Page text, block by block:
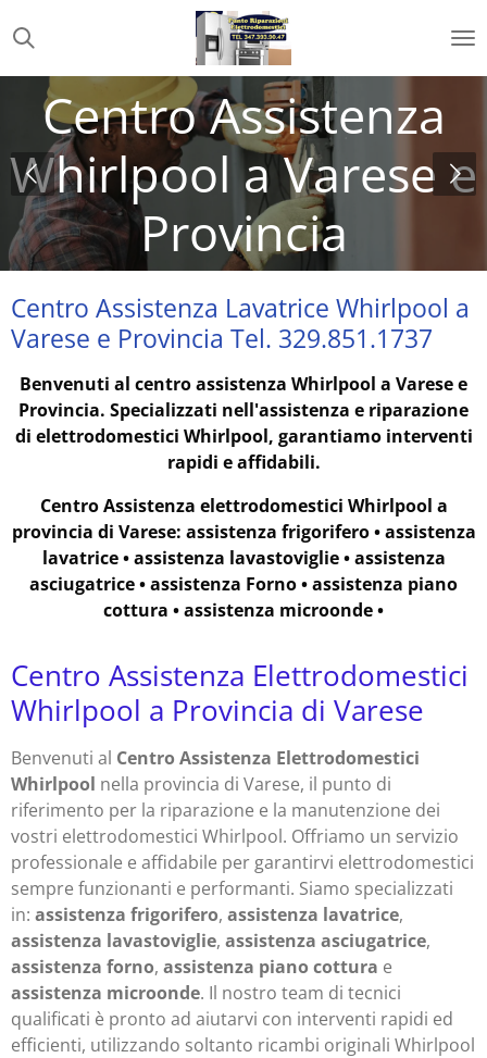
al
contenuto
principale
e
Centro Assistenza Lavatrice Whirlpool a
Varese e Provincia Tel. 329.851.1737
Benvenuti al centro assistenza Whirlpool a Varese e
Provincia. Specializzati nell'assistenza e riparazione
di elettrodomestici Whirlpool, garantiamo interventi
rapidi e affidabili.
Centro Assistenza elettrodomestici Whirlpool a
provincia di Varese: assistenza frigorifero • assistenza
lavatrice • assistenza lavastoviglie • assistenza
asciugatrice • assistenza Forno • assistenza piano
cottura • assistenza microonde •
Centro Assistenza Elettrodomestici
Whirlpool a Provincia di Varese
Benvenuti al Centro Assistenza Elettrodomestici
Whirlpool nella provincia di Varese, il punto di
riferimento per la riparazione e la manutenzione dei
vostri elettrodomestici Whirlpool. Offriamo un servizio
professionale e affidabile per garantirvi elettrodomestici
sempre funzionanti e performanti. Siamo specializzati
in: assistenza frigorifero, assistenza lavatrice,
assistenza lavastoviglie, assistenza asciugatrice,
assistenza forno, assistenza piano cottura e
assistenza microonde. Il nostro team di tecnici
qualificati è pronto ad aiutarvi con interventi rapidi ed
efficienti, utilizzando soltanto ricambi originali Whirlpool